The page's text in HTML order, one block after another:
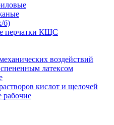
б)
перчатки КЩС
воздействий
латексом
кислот и щелочей
рабочие